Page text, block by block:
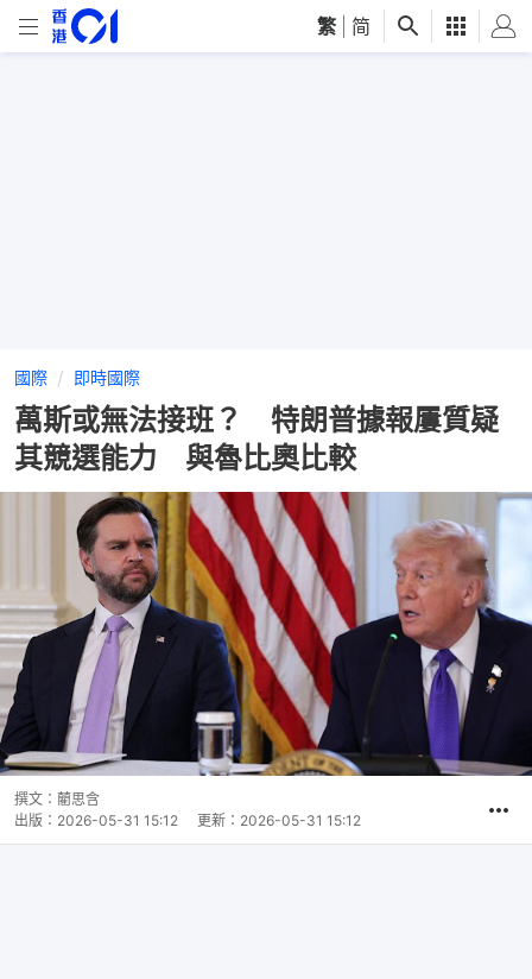
繁 简
國際 即時國際
萬斯或無法接班？ 特朗普據報屢質疑
其競選能力 與魯比奧比較
撰文： 藺思含
出版： 2026-05-31 15:12 更新： 2026-05-31 15:12